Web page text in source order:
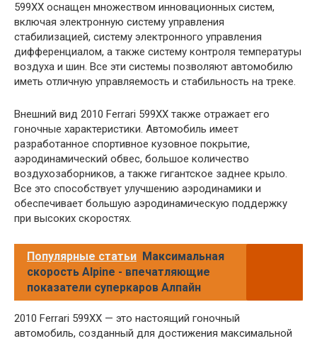
599XX оснащен множеством инновационных систем,
включая электронную систему управления
стабилизацией, систему электронного управления
дифференциалом, а также систему контроля температуры
воздуха и шин. Все эти системы позволяют автомобилю
иметь отличную управляемость и стабильность на треке.
Внешний вид 2010 Ferrari 599XX также отражает его
гоночные характеристики. Автомобиль имеет
разработанное спортивное кузовное покрытие,
аэродинамический обвес, большое количество
воздухозаборников, а также гигантское заднее крыло.
Все это способствует улучшению аэродинамики и
обеспечивает большую аэродинамическую поддержку
при высоких скоростях.
Популярные статьи Максимальная
скорость Alpine - впечатляющие
показатели суперкаров Алпайн
2010 Ferrari 599XX — это настоящий гоночный
автомобиль, созданный для достижения максимальной